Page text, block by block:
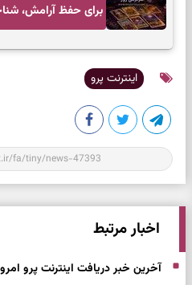
برای حفظ آرامش،
اینترنت پرو
اخبار مرتبط
آخرین خبر دریافت اینترنت پرو امروز ۲۱ اردیبهشت